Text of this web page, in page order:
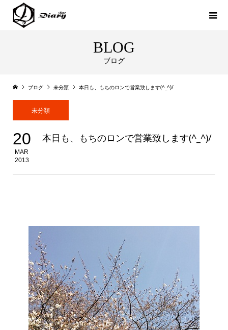
BLOG
ブログ
ブログ 未分類 本日も、もちのロンで営業致します(^_^)/
未分類
20
MAR
2013
本日も、もちのロンで営業致します(^_^)/